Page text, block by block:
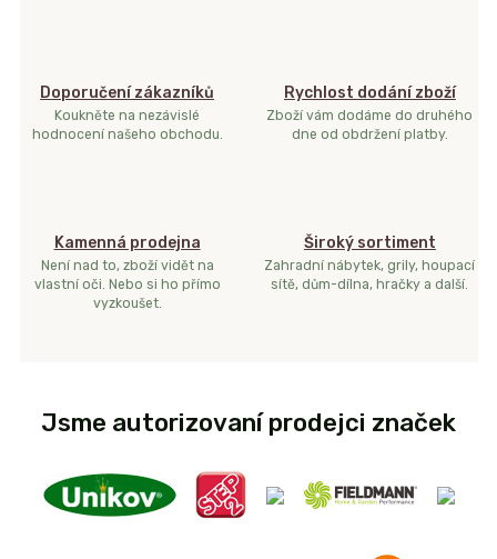
Doporučení zákazníků
Koukněte na nezávislé
hodnocení našeho obchodu.
Rychlost dodání zboží
Zboží vám dodáme do druhého
dne od obdržení platby.
Kamenná prodejna
Není nad to, zboží vidět na
vlastní oči. Nebo si ho přímo
vyzkoušet.
Široký sortiment
Zahradní nábytek, grily, houpací
sítě, dům-dílna, hračky a další.
Jsme autorizovaní prodejci značek